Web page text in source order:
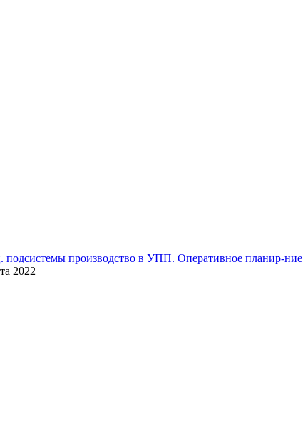
подсистемы производство в УПП. Оперативное планир-ние
2022